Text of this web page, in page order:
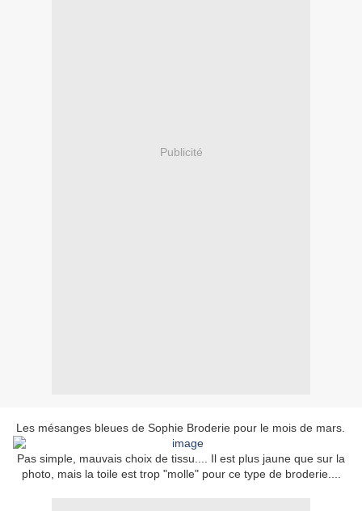
Publicité
Les mésanges bleues de Sophie Broderie pour le mois de mars.
Pas simple, mauvais choix de tissu.... Il est plus jaune que sur la
photo, mais la toile est trop "molle" pour ce type de broderie....